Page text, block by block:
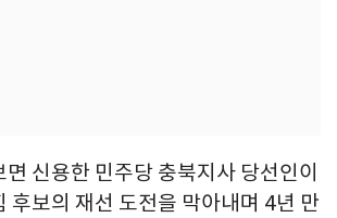
신용한 민주당 충북지사 당선인이
후보의 재선 도전을 막아내며 4년 만